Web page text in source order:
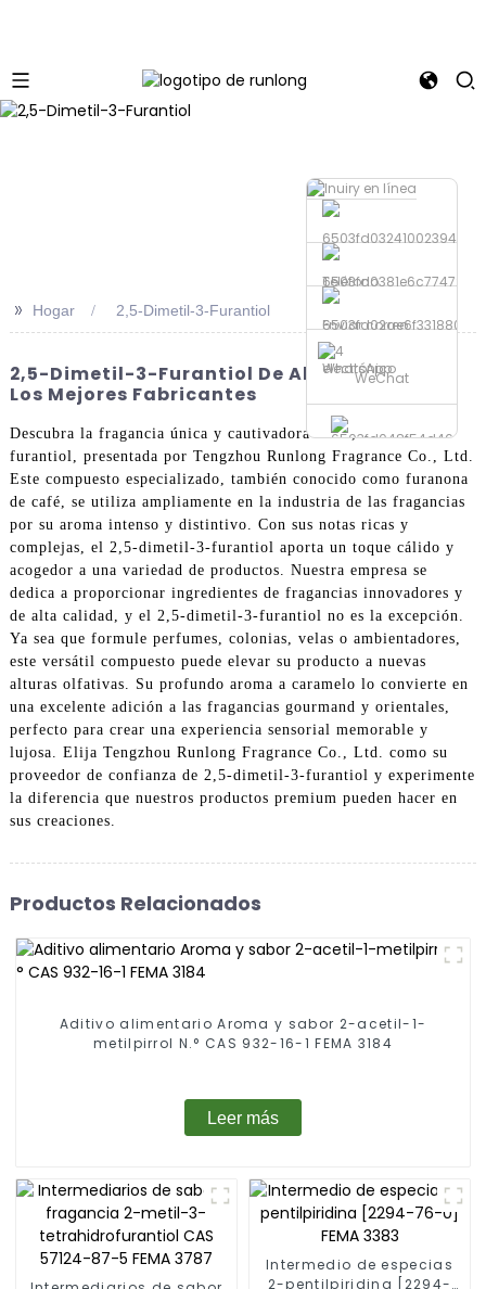
Teléfono
Enviar correo
electrónico
WhatsApp
WeChat
>> Hogar 2,5-Dimetil-3-Furantiol
2,5-Dimetil-3-Furantiol De Alta Calidad De
Los Mejores Fabricantes
Descubra la fragancia única y cautivadora del 2,5-dimetil-3-
furantiol, presentada por Tengzhou Runlong Fragrance Co., Ltd.
Este compuesto especializado, también conocido como furanona
de café, se utiliza ampliamente en la industria de las fragancias
por su aroma intenso y distintivo. Con sus notas ricas y
complejas, el 2,5-dimetil-3-furantiol aporta un toque cálido y
acogedor a una variedad de productos. Nuestra empresa se
dedica a proporcionar ingredientes de fragancias innovadores y
de alta calidad, y el 2,5-dimetil-3-furantiol no es la excepción.
Ya sea que formule perfumes, colonias, velas o ambientadores,
este versátil compuesto puede elevar su producto a nuevas
alturas olfativas. Su profundo aroma a caramelo lo convierte en
una excelente adición a las fragancias gourmand y orientales,
perfecto para crear una experiencia sensorial memorable y
lujosa. Elija Tengzhou Runlong Fragrance Co., Ltd. como su
proveedor de confianza de 2,5-dimetil-3-furantiol y experimente
la diferencia que nuestros productos premium pueden hacer en
sus creaciones.
Productos Relacionados
Aditivo alimentario Aroma y sabor 2-acetil-1-
metilpirrol N.° CAS 932-16-1 FEMA 3184
Leer más
Intermedio de especias
2-pentilpiridina [2294-